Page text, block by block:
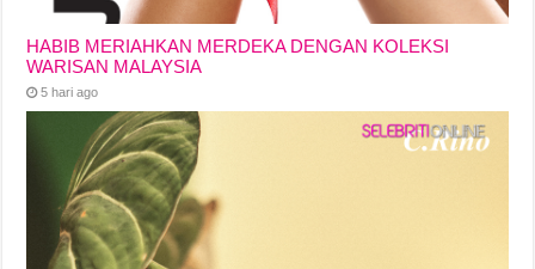
HABIB MERIAHKAN MERDEKA DENGAN KOLEKSI
WARISAN MALAYSIA
5 hari ago